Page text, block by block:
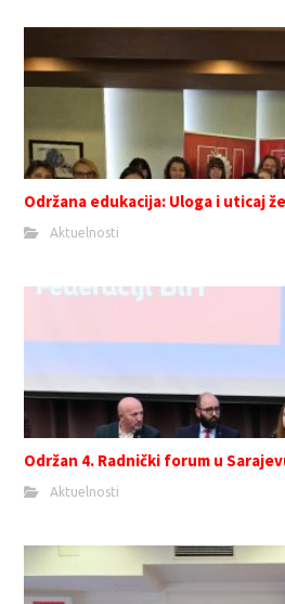
Održana edukacija: Uloga i uticaj
Aktuelnosti
Održan 4. Radnički forum u
Aktuelnosti